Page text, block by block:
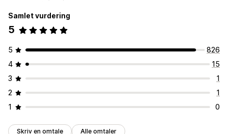
Samlet vurdering
5
5
826
4
15
3
1
2
1
1
0
Skriv en omtale Alle omtaler